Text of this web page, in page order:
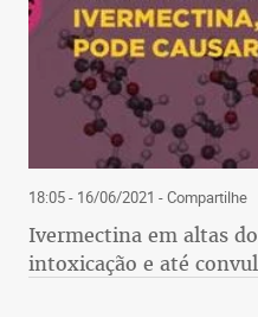
18:05 - 16/06/2021 - Compartilhe
Ivermectina em altas
intoxicação e até